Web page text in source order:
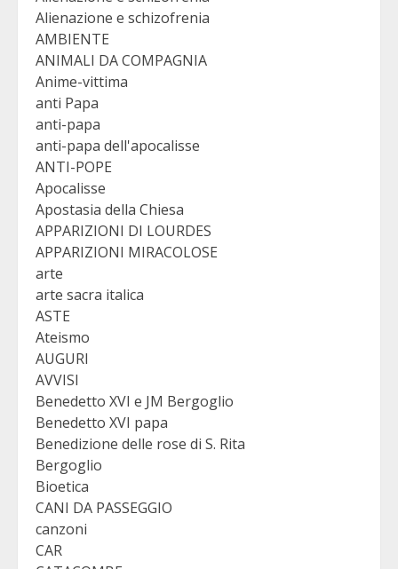
Alienazione e schizofrenia
AMBIENTE
ANIMALI DA COMPAGNIA
Anime-vittima
anti Papa
anti-papa
anti-papa dell'apocalisse
ANTI-POPE
Apocalisse
Apostasia della Chiesa
APPARIZIONI DI LOURDES
APPARIZIONI MIRACOLOSE
arte
arte sacra italica
ASTE
Ateismo
AUGURI
AVVISI
Benedetto XVI e JM Bergoglio
Benedetto XVI papa
Benedizione delle rose di S. Rita
Bergoglio
Bioetica
CANI DA PASSEGGIO
canzoni
CAR